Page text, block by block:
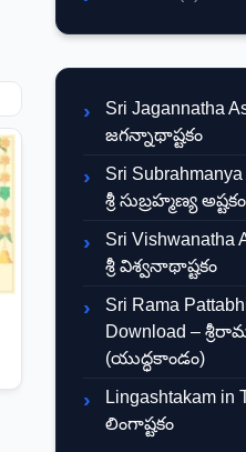
Sri Jagannatha
జగన్నాథాష్టకం
Sri
శ్రీ సుబ్రహ్మణ్య
Sri Vishwanatha
శ్రీ విశ్వనాథాష్టకం
Sri Rama
Download –
(యుద్ధకాండం)
Lingashtakam in
లింగాష్టకం